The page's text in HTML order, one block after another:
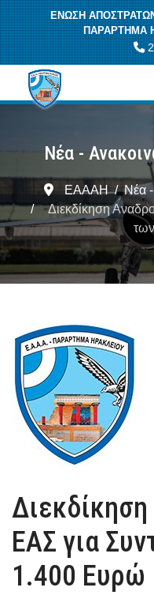
ΕΝΩΣΗ
ΠΑΡΑΡΤΗΜΑ
Νέα -
ΕΑΑΑΗ
Νέα -
Διεκδίκηση
ΕΑΣ για
1.400 Ευρώ